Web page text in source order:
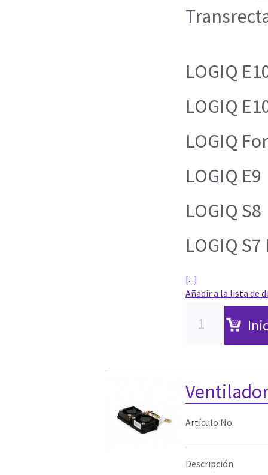
LOGIQ
LOGIQ
LOGIQ
LOGIQ E9
LOGIQ S8
LOGIQ
[...]
Añadir a la lista de
Artículo No.
Descripción